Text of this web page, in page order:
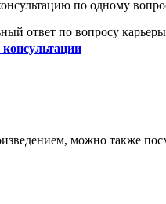
по одному
ответ по вопросу
можно также